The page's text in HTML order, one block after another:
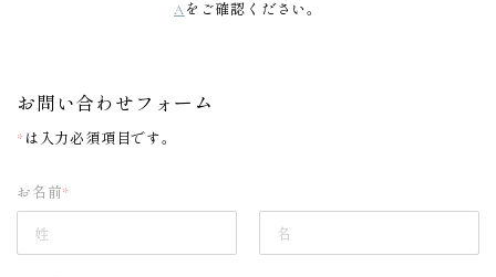
Aをご確認ください。
お問い合わせフォーム
*は入力必須項目です。
お名前*